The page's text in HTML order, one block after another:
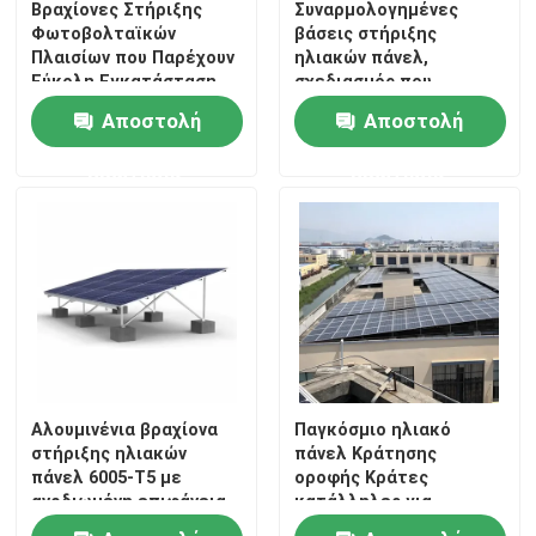
Σφιγκτήρες στερέωσης ηλιακών πάνελ
Ράγες τοποθέτησης ηλιακών πάνελ
Σφιγκτήρας τελών ηλιακού πλαισίου
Εξάρτηση συναρμογών ραγών
Η κλίση ηλιακού πλαισίου τοποθετεί
Ηλιακός γάντζος οροφής
Βραχίονες Στήριξης
Φωτοβολταϊκών
Πλαισίων που Παρέχουν
Εύκολη Εγκατάσταση
και Ευέλικτες
Διατάξεις Μονάδων
Κατάλληλες για
Αποστολή
Συναρμολογημένες
βάσεις στήριξης
ηλιακών πάνελ,
σχεδιασμός που
εξοικονομεί χρόνο
εγκατάστασης και
παρέχει ισχυρή στήριξη
Αποστολή
Αλουμινένια βραχίονα
στήριξης ηλιακών
πάνελ 6005-T5 με
ανοδιωμένη επιφάνεια
και 10 χρόνια εγγύηση
Παγκόσμιο ηλιακό
πάνελ Κράτησης
οροφής Κράτες
κατάλληλες για
τοποθέτηση